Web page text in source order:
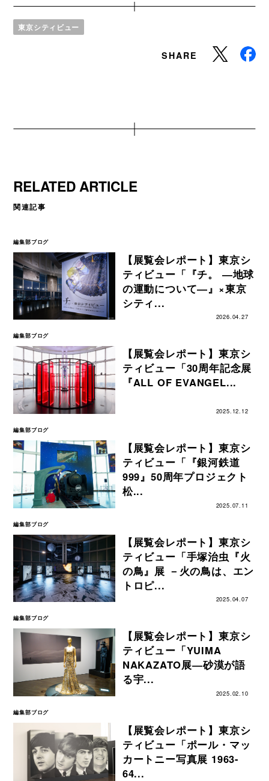
東京シティビュー
SHARE
RELATED ARTICLE
関連記事
編集部ブログ
【展覧会レポート】東京シ
ティビュー「『チ。 ―地球
の運動について―』×東京
シティ...
2026.04.27
編集部ブログ
【展覧会レポート】東京シ
ティビュー「30周年記念展
『ALL OF EVANGEL...
2025.12.12
編集部ブログ
【展覧会レポート】東京シ
ティビュー「『銀河鉄道
999』50周年プロジェクト
松...
2025.07.11
編集部ブログ
【展覧会レポート】東京シ
ティビュー「手塚治虫『火
の鳥』展 －火の鳥は、エン
トロピ...
2025.04.07
編集部ブログ
【展覧会レポート】東京シ
ティビュー「YUIMA
NAKAZATO展―砂漠が語
る宇...
2025.02.10
編集部ブログ
【展覧会レポート】東京シ
ティビュー「ポール・マッ
カートニー写真展 1963-
64...